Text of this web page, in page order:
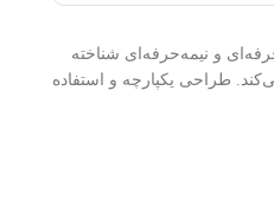
و نیمه‌حرفه‌ای شناخته
طراحی یکپارچه و استفاده